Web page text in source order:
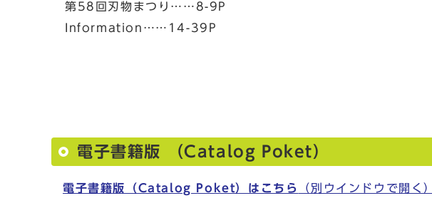
第58回刃物まつり……8-9P
Information……14-39P
電子書籍版 （Catalog Poket）
電子書籍版（Catalog Poket）はこちら （別ウインドウで開く）